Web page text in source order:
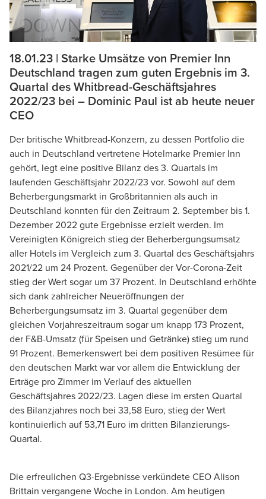
18.01.23 | Starke Umsätze von Premier Inn
Deutschland tragen zum guten Ergebnis im 3.
Quartal des Whitbread-Geschäftsjahres
2022/23 bei – Dominic Paul ist ab heute neuer
CEO
Der britische Whitbread-Konzern, zu dessen Portfolio die
auch in Deutschland vertretene Hotelmarke Premier Inn
gehört, legt eine positive Bilanz des 3. Quartals im
laufenden Geschäftsjahr 2022/23 vor. Sowohl auf dem
Beherbergungsmarkt in Großbritannien als auch in
Deutschland konnten für den Zeitraum 2. September bis 1.
Dezember 2022 gute Ergebnisse erzielt werden. Im
Vereinigten Königreich stieg der Beherbergungsumsatz
aller Hotels im Vergleich zum 3. Quartal des Geschäftsjahrs
2021/22 um 24 Prozent. Gegenüber der Vor-Corona-Zeit
stieg der Wert sogar um 37 Prozent. In Deutschland erhöhte
sich dank zahlreicher Neueröffnungen der
Beherbergungsumsatz im 3. Quartal gegenüber dem
gleichen Vorjahreszeitraum sogar um knapp 173 Prozent,
der F&B-Umsatz (für Speisen und Getränke) stieg um rund
91 Prozent. Bemerkenswert bei dem positiven Resümee für
den deutschen Markt war vor allem die Entwicklung der
Erträge pro Zimmer im Verlauf des aktuellen
Geschäftsjahres 2022/23. Lagen diese im ersten Quartal
des Bilanzjahres noch bei 33,58 Euro, stieg der Wert
kontinuierlich auf 53,71 Euro im dritten Bilanzierungs-
Quartal.
Die erfreulichen Q3-Ergebnisse verkündete CEO Alison
Brittain vergangene Woche in London. Am heutigen